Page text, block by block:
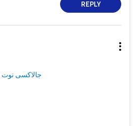
REPLY
جالاكسى نوت